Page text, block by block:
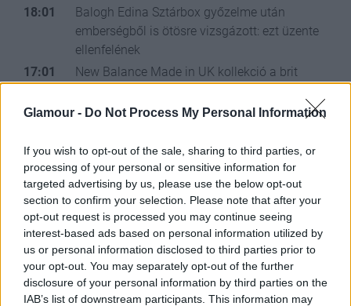
Glamour - Do Not Process My Personal Information
If you wish to opt-out of the sale, sharing to third parties, or
processing of your personal or sensitive information for
targeted advertising by us, please use the below opt-out
section to confirm your selection. Please note that after your
opt-out request is processed you may continue seeing
interest-based ads based on personal information utilized by
us or personal information disclosed to third parties prior to
your opt-out. You may separately opt-out of the further
disclosure of your personal information by third parties on the
IAB’s list of downstream participants. This information may
18:01
Balogh Edina Sztárbox győzelme után
emberségből is ötösre vizsgázott: ezt üzente
ellenfelének
17:01
New Balance Made in UK kollekció a brit
16:02
6 vitamin, amire szüksége van a
betegség nélkül
15:01
Katalin hercegné és Donald Trump
találkozása rávilágított egy fontos részletre:
te észrevetted?
14:01
Angelina Jolie királynőként tündökölt a vörös
szőnyegen, testhez simuló ruhájában óriási
feltűnést keltett
13:32